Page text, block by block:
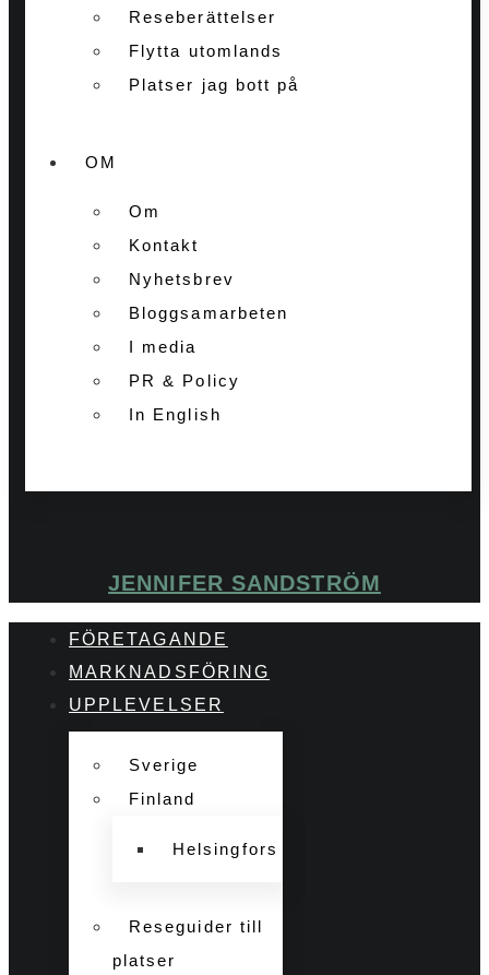
Reseberättelser
Flytta utomlands
Platser jag bott på
OM
Om
Kontakt
Nyhetsbrev
Bloggsamarbeten
I media
PR & Policy
In English
JENNIFER SANDSTRÖM
FÖRETAGANDE
MARKNADSFÖRING
UPPLEVELSER
Sverige
Finland
Helsingfors
Reseguider till
platser